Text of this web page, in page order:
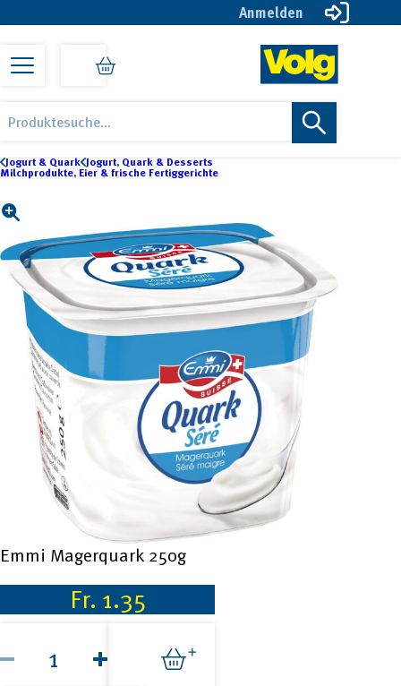
springen
springen
springen
Anmelden
search
online
Shop
online
Jogurt & Quark Jogurt, Quark & Desserts
Milchprodukte, Eier & frische Fertiggerichte
Emmi Magerquark 250g
Fr. 1.35
250g